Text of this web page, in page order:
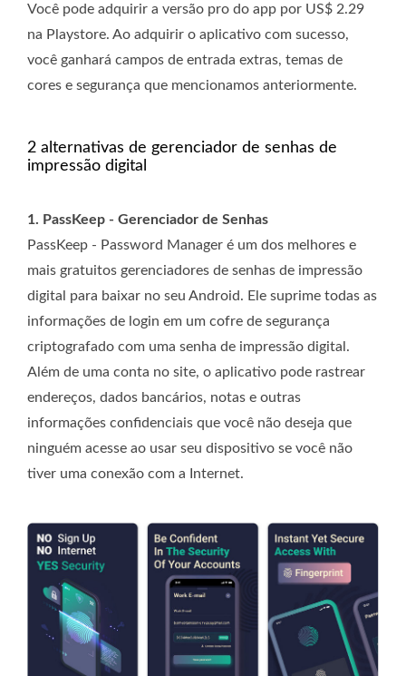
Você pode adquirir a versão pro do app por US$ 2.29
na Playstore. Ao adquirir o aplicativo com sucesso,
você ganhará campos de entrada extras, temas de
cores e segurança que mencionamos anteriormente.
2 alternativas de gerenciador de senhas de
impressão digital
1. PassKeep - Gerenciador de Senhas
PassKeep - Password Manager é um dos melhores e
mais gratuitos gerenciadores de senhas de impressão
digital para baixar no seu Android. Ele suprime todas as
informações de login em um cofre de segurança
criptografado com uma senha de impressão digital.
Além de uma conta no site, o aplicativo pode rastrear
endereços, dados bancários, notas e outras
informações confidenciais que você não deseja que
ninguém acesse ao usar seu dispositivo se você não
tiver uma conexão com a Internet.